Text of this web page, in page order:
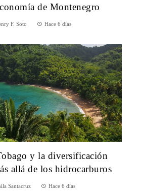
de Montenegro
F. Soto Hace 6 días
y la diversificación
allá de los hidrocarburos
Santacruz Hace 6 días